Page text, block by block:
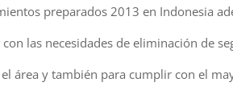
preparados 2013 en Indonesia
las necesidades de eliminación de
área y también para cumplir con el